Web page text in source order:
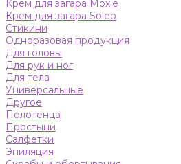
Крем для загара Moxie
Крем для загара Soleo
Стикини
Одноразовая продукция
Для головы
Для рук и ног
Для тела
Универсальные
Другое
Полотенца
Простыни
Салфетки
Эпиляция